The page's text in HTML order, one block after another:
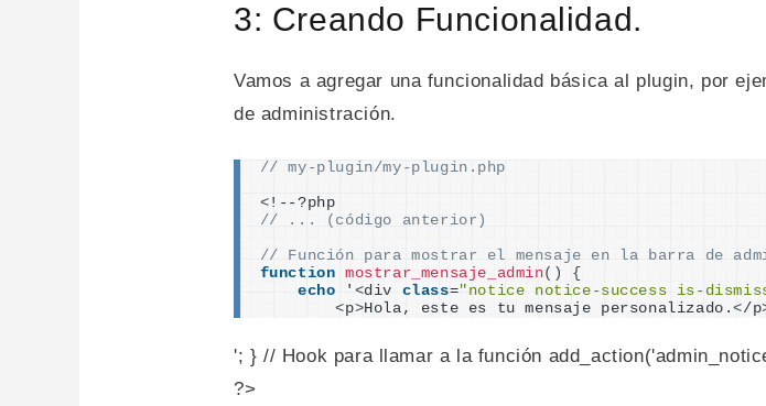
3: Creando Funcionalidad.
Vamos a agregar una funcionalidad básica al plugin, por
de administración.
// my-plugin/my-plugin.php
< !--?php
// ... (código anterior)
// Función para mostrar el mensaje en la barra de
function mostrar_mensaje_admin()
{
echo ' <div class="notice notice-success is-
<p>Hola, este es tu mensaje personalizado.</p
'; } // Hook para llamar a la función
?>